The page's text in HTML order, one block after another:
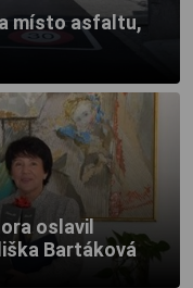
místo asfaltu,
oslavil
Bartáková